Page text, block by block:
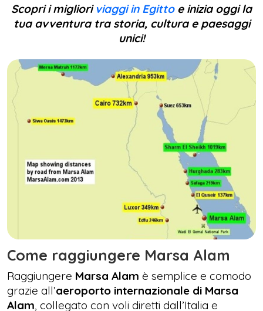
Scopri i miglioriviaggi in Egittoe inizia oggi la
tua avventura tra storia, cultura e paesaggi
unici!
Come raggiungere Marsa Alam
Raggiungere Marsa Alam è semplice e comodo
grazie all’aeroporto internazionale di Marsa
Alam, collegato con voli diretti dall’Italia e